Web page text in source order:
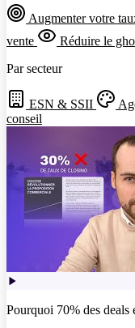
Augmenter votre
vente
Réduire le
Par secteur
ESN & SSII
conseil
Pourquoi 70% des deals